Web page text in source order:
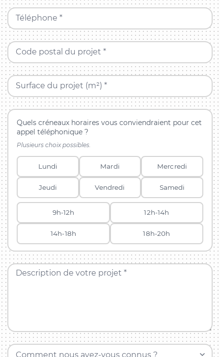
Téléphone *
Code postal du projet *
Surface du projet (m²) *
Quels créneaux horaires vous conviendraient pour cet
appel téléphonique ?
Plusieurs choix possibles.
Lundi Mardi Mercredi
Jeudi Vendredi Samedi
9h-12h 12h-14h
14h-18h 18h-20h
Description de votre projet *
Comment nous avez-vous connus ?